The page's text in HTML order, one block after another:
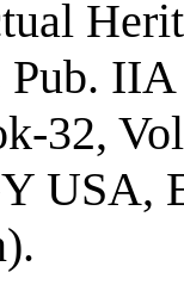
Pub.
32,
USA,